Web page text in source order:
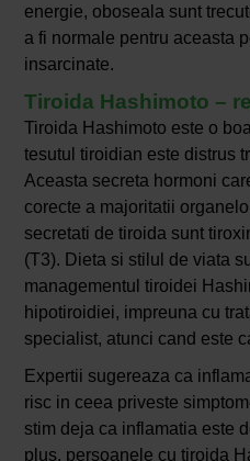
energie, oboseala sunt
a fi normale pentru aceasta
insarcinate.
Tiroida Hashimoto –
Tiroida Hashimoto este o
tesutul tiroidian este distrus
Aceasta secreta hormoni
corecte a majoritatii
secretati de tiroida sunt
(T3). Dieta si stilul de viata
managementul tiroidei
hipotiroidiei, impreuna cu
specialist, atunci cand este
Expertii sugereaza ca
risc in ceea priveste
stim deja ca inflamatia este
plus, persoanele cu tiroida